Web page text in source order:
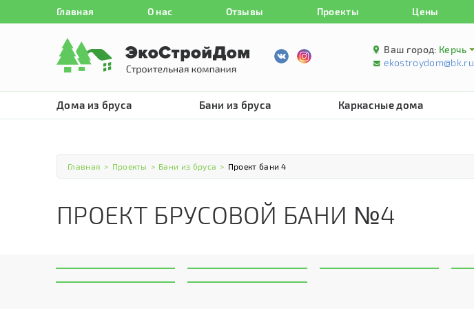
Главная О нас Отзывы Проекты Цены
Ваш город: Керчь
ekostroydom@bk.ru
Дома из бруса Бани из бруса Каркасные дома
Главная > Проекты > Бани из бруса > Проект бани 4
ПРОЕКТ БРУСОВОЙ БАНИ №4